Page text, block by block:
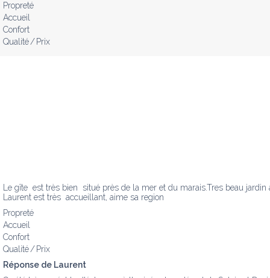
Propreté
Accueil
Confort
Qualité / Prix
Le gîte  est très bien  situé près de la mer et du marais.Tres beau
Laurent est très  accueillant, aime sa region
Propreté
Accueil
Confort
Qualité / Prix
Réponse de Laurent